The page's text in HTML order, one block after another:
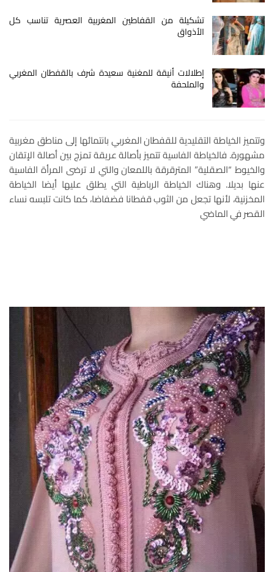
تشكيلة من القفاطين المغربية العصرية تناسب كل
الأذواق
إطلالات أنيقة للمغنية سعيدة شرف بالقفطان المغربي
والملحفة
وتتميز الخياطة التقليدية للقفطان المغربي بانتمائها إلى مناطق مغربية
مشهورة. فالخياطة الفاسية تتميز بأصالة عريقة تمزج بين أصالة الإتقان
والخيوط “الصقلية” المترقرقة باللمعان والتي لا ترضى المرأة الفاسية
عنها بديلا. وهناك الخياطة الرباطية التي يطلق عليها أيضا الخياطة
المخزنية، لأنها تجعل من الثوب قفطانا فضفاضا، كما كانت تلبسه نساء
القصر في الماضي